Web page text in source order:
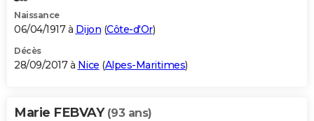
Naissance
06/04/1917 à Dijon (Côte-d'Or)
Décès
28/09/2017 à Nice (Alpes-Maritimes)
Marie FEBVAY (93 ans)